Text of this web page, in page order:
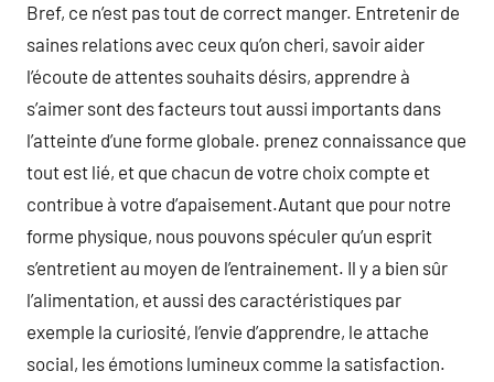
Bref, ce n’est pas tout de correct manger. Entretenir de
saines relations avec ceux qu’on cheri, savoir aider
l’écoute de attentes souhaits désirs, apprendre à
s’aimer sont des facteurs tout aussi importants dans
l’atteinte d’une forme globale. prenez connaissance que
tout est lié, et que chacun de votre choix compte et
contribue à votre d’apaisement.Autant que pour notre
forme physique, nous pouvons spéculer qu’un esprit
s’entretient au moyen de l’entrainement. Il y a bien sûr
l’alimentation, et aussi des caractéristiques par
exemple la curiosité, l’envie d’apprendre, le attache
social, les émotions lumineux comme la satisfaction.